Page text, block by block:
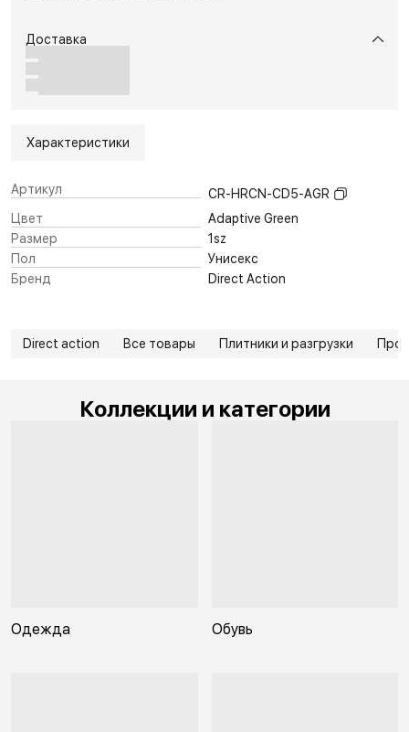
Доставка
Характеристики
Артикул
CR-HRCN-CD5-AGR
Цвет
Adaptive Green
Размер
1sz
Пол
Унисекс
Бренд
Direct Action
Direct action Все товары Плитники и разгрузки
Коллекции и категории
Одежда Обувь